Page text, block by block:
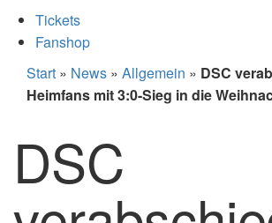
Tickets
Fanshop
Start » News » Allgemein » DSC
Heimfans mit 3:0-Sieg in die
DSC